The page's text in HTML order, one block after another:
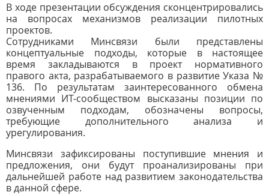
В ходе презентации обсуждения сконцентрировались
на вопросах механизмов реализации пилотных
проектов.
Сотрудниками Минсвязи были представлены
концептуальные подходы, которые в настоящее
время закладываются в проект нормативного
правого акта, разрабатываемого в развитие Указа №
136. По результатам заинтересованного обмена
мнениями ИТ-сообществом высказаны позиции по
озвученным подходам, обозначены вопросы,
требующие дополнительного анализа и
урегулирования.
Минсвязи зафиксированы поступившие мнения и
предложения, они будут проанализированы при
дальнейшей работе над развитием законодательства
в данной сфере.